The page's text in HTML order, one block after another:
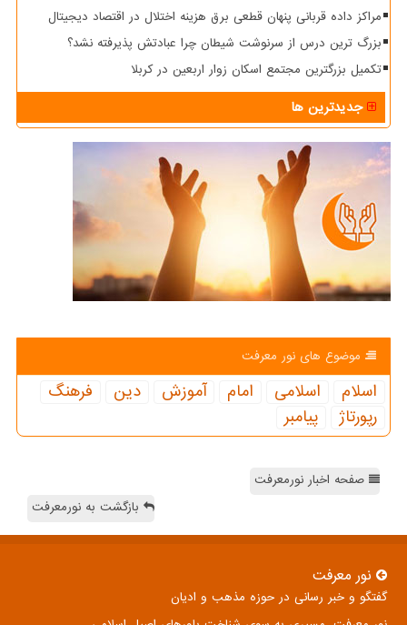
مراکز داده قربانی پنهان قطعی برق هزینه اختلال در اقتصاد دیجیتال
بزرگ ترین درس از سرنوشت شیطان چرا عبادتش پذیرفته نشد؟
تکمیل بزرگترین مجتمع اسکان زوار اربعین در کربلا
جدیدترین ها
موضوع های نور معرفت
اسلام اسلامی امام آموزش دین
فرهنگ
رپورتاژ
پیامبر
صفحه اخبار نورمعرفت
بازگشت به نورمعرفت
نور معرفت
گفتگو و خبر رسانی در حوزه مذهب و ادیان